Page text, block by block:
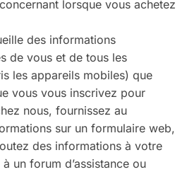
lorsque vous achetez
des informations
de vous et de tous les
les appareils mobiles) que
vous vous inscrivez pour
nous, fournissez au
sur un formulaire web,
des informations à votre
un forum d’assistance ou